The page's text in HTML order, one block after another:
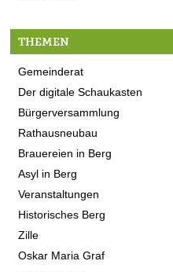
THEMEN
Gemeinderat
Der digitale Schaukasten
Bürgerversammlung
Rathausneubau
Brauereien in Berg
Asyl in Berg
Veranstaltungen
Historisches Berg
Zille
Oskar Maria Graf